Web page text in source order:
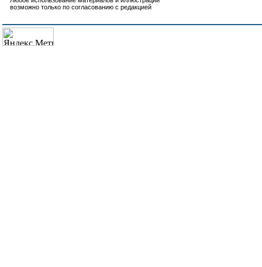
возможно только по согласованию с редакцией